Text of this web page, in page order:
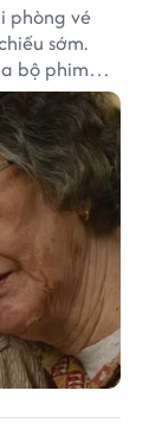
phòng vé
sớm.
bộ phim
ở nước